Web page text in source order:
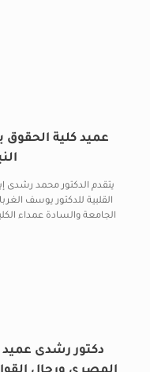
عميد كلية الحقوق
يتقدم الدكتور محمد رشدى
القلبية للدكتور يوسف
الجامعة والسادة عمداء
دكتور رشدى